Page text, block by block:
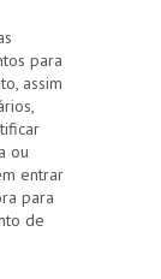
para
assim
ou
entrar
para
de